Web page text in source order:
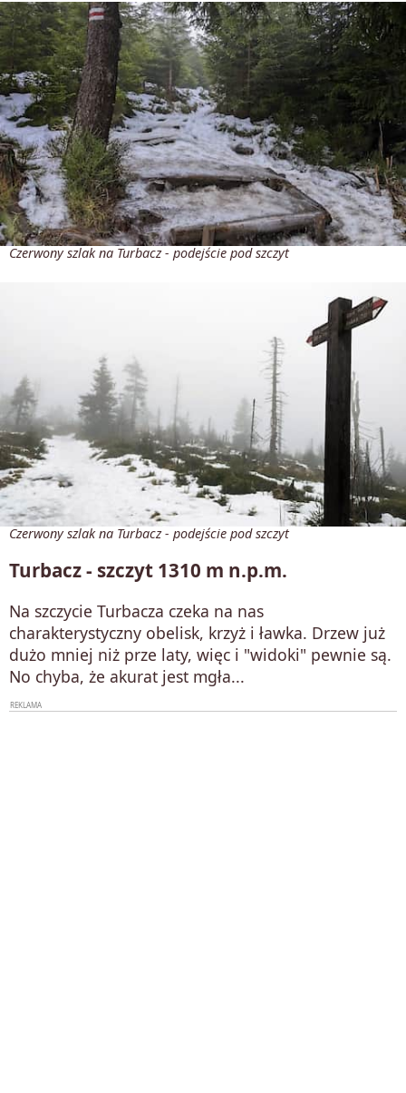
Czerwony szlak na Turbacz - podejście pod szczyt
Czerwony szlak na Turbacz - podejście pod szczyt
Turbacz - szczyt 1310 m n.p.m.
Na szczycie Turbacza czeka na nas
charakterystyczny obelisk, krzyż i ławka. Drzew już
dużo mniej niż prze laty, więc i "widoki" pewnie są.
No chyba, że akurat jest mgła...